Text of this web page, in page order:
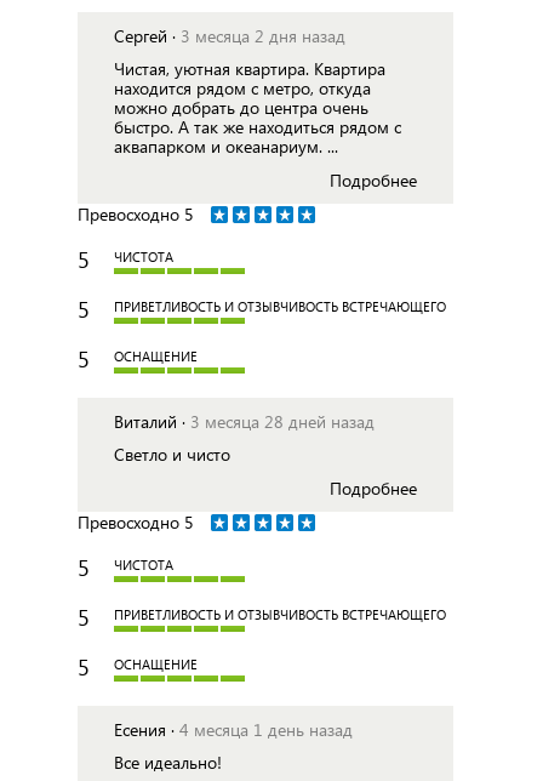
Сергей · 3 месяца 2 дня назад
Чистая, уютная квартира. Квартира
находится рядом с метро, откуда
можно добрать до центра очень
быстро. А так же находиться рядом с
аквапарком и океанариум. ...
Подробнее
Превосходно 5
5 ЧИСТОТА
5 ПРИВЕТЛИВОСТЬ И ОТЗЫВЧИВОСТЬ ВСТРЕЧАЮЩЕГО
5 ОСНАЩЕНИЕ
Виталий · 3 месяца 28 дней назад
Светло и чисто
Подробнее
Превосходно 5
5 ЧИСТОТА
5 ПРИВЕТЛИВОСТЬ И ОТЗЫВЧИВОСТЬ ВСТРЕЧАЮЩЕГО
5 ОСНАЩЕНИЕ
Есения · 4 месяца 1 день назад
Все идеально!